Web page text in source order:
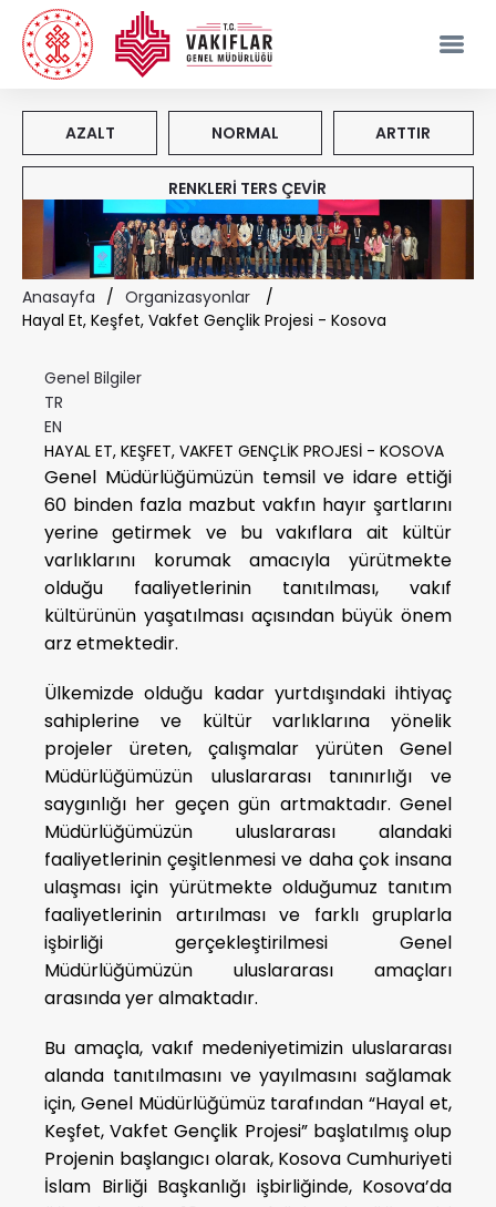
AZALT NORMAL ARTTIR
RENKLERİ TERS ÇEVİR
Anasayfa / Organizasyonlar
/
Hayal Et, Keşfet, Vakfet Gençlik Projesi - Kosova
Genel Bilgiler
TR
EN
HAYAL ET, KEŞFET, VAKFET GENÇLİK PROJESİ - KOSOVA
Genel Müdürlüğümüzün temsil ve idare ettiği
60 binden fazla mazbut vakfın hayır şartlarını
yerine getirmek ve bu vakıflara ait kültür
varlıklarını korumak amacıyla yürütmekte
olduğu faaliyetlerinin tanıtılması, vakıf
kültürünün yaşatılması açısından büyük önem
arz etmektedir.
Ülkemizde olduğu kadar yurtdışındaki ihtiyaç
sahiplerine ve kültür varlıklarına yönelik
projeler üreten, çalışmalar yürüten Genel
Müdürlüğümüzün uluslararası tanınırlığı ve
saygınlığı her geçen gün artmaktadır. Genel
Müdürlüğümüzün uluslararası alandaki
faaliyetlerinin çeşitlenmesi ve daha çok insana
ulaşması için yürütmekte olduğumuz tanıtım
faaliyetlerinin artırılması ve farklı gruplarla
işbirliği gerçekleştirilmesi Genel
Müdürlüğümüzün uluslararası amaçları
arasında yer almaktadır.
Bu amaçla, vakıf medeniyetimizin uluslararası
alanda tanıtılmasını ve yayılmasını sağlamak
için, Genel Müdürlüğümüz tarafından “Hayal et,
Keşfet, Vakfet Gençlik Projesi” başlatılmış olup
Projenin başlangıcı olarak, Kosova Cumhuriyeti
İslam Birliği Başkanlığı işbirliğinde, Kosova’da